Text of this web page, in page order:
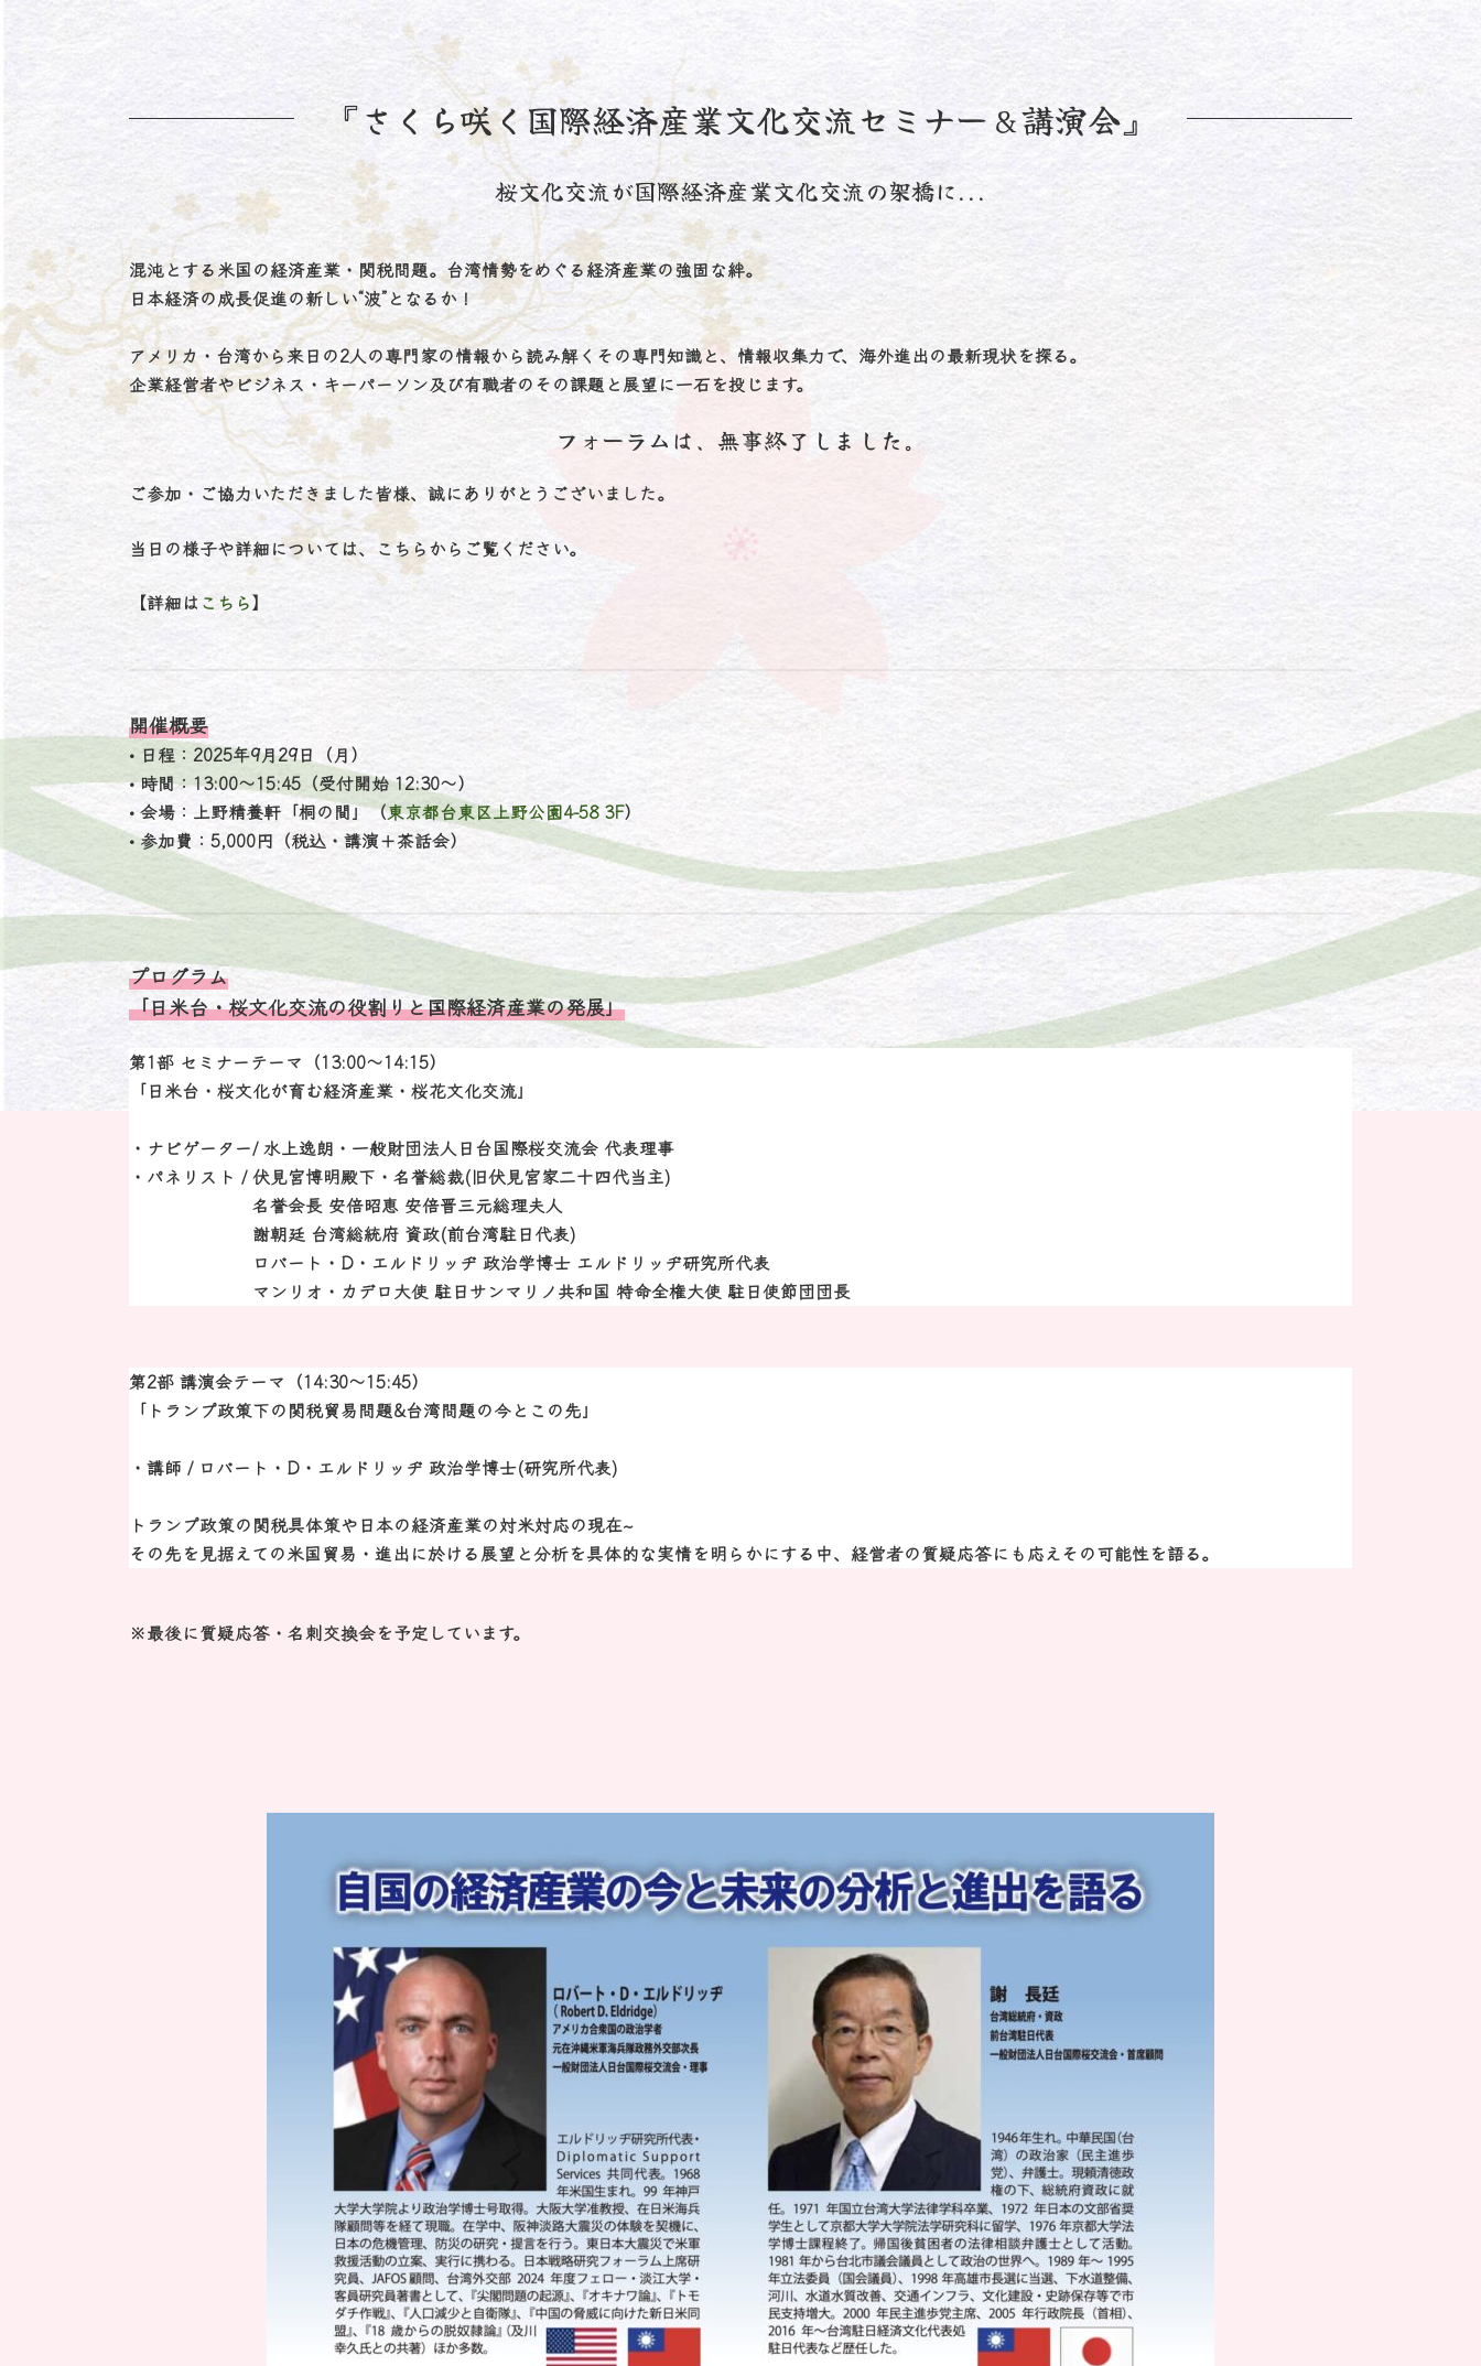
【日米台国際桜フォーラム開催のお知らせ】
『さくら咲く国際経済産業文化交流セミナー&講演会』
桜文化交流が国際経済産業文化交流の架橋に...
混沌とする米国の経済産業・関税問題。台湾情勢をめぐる経済産業の強固な絆。
日本経済の成長促進の新しい“波”となるか！
アメリカ・台湾から来日の2人の専門家の情報から読み解くその専門知識と、情報収集力で、海外進出の最新現状を探る。
企業経営者やビジネス・キーパーソン及び有職者のその課題と展望に一石を投じます。
フォーラムは、無事終了しました。
ご参加・ご協力いただきました皆様、誠にありがとうございました。
当日の様子や詳細については、こちらからご覧ください。
【詳細は こちら】
開催概要
• 日程 ：2025年9月29日（月）
•時間：13:00～15:45（受付開始 12:30～）
• 会場 ：上野精養軒「桐の間」（東京都台東区上野公園4-58 3F）
•参加費 ：5,000円（税込・講演＋茶話会）
プログラム
「日米台・桜文化交流の役割りと国際経済産業の発展」
第1部 セミナーテーマ （13:00〜14:15）
「日米台・桜文化が育む経済産業・桜花文化交流」
・ナビゲーター/ 水上逸朗・一般財団法人日台国際桜交流会 代表理事
・パネリスト / 伏見宮博明殿下・名誉総裁(旧伏見宮家二十四代当主)
名誉会長 安倍昭恵 安倍晋三元総理夫人
謝朝廷 台湾総統府 資政(前台湾駐日代表)
ロバート・D・エルドリッヂ 政治学博士 エルドリッヂ研究所代表
マンリオ・カデロ大使 駐日サンマリノ共和国 特命全権大使 駐日使節団団長
第2部 講演会テーマ （14:30〜15:45）
「トランプ政策下の関税貿易問題&台湾問題の今とこの先」
・講師 / ロバート・D・エルドリッヂ 政治学博士(研究所代表)
トランプ政策の関税具体策や日本の経済産業の対米対応の現在~
その先を見据えての米国貿易・進出に於ける展望と分析を具体的な実情を明らかにする中、経営者の質疑応答にも応えその可能性を語る。
※最後に質疑応答・名刺交換会を予定しています。